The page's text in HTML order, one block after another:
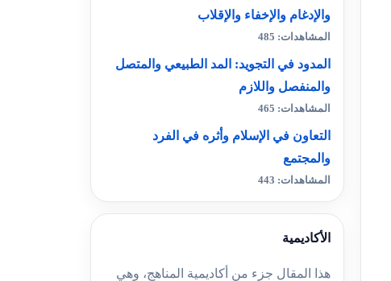
والإدغام والإخفاء والإقلاب
المشاهدات: 485
المدود في التجويد: المد الطبيعي والمتصل
والمنفصل واللازم
المشاهدات: 465
التعاون في الإسلام وأثره في الفرد
والمجتمع
المشاهدات: 443
الأكاديمية
هذا المقال جزء من أكاديمية المناهج، وهي